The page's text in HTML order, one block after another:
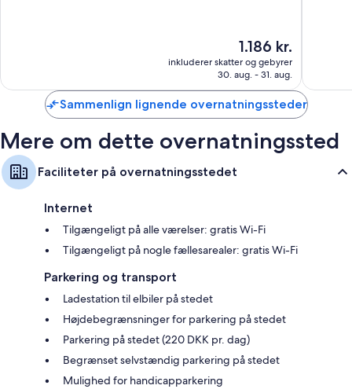
Prisen
er
1.186 kr.
1.186 kr.
inkluderer skatter og gebyrer
30. aug. - 31. aug.
Sammenlign lignende overnatningssteder
Mere om dette overnatningssted
Faciliteter på overnatningsstedet
Internet
Tilgængeligt på alle værelser: gratis Wi-Fi
Tilgængeligt på nogle fællesarealer: gratis Wi-Fi
Parkering og transport
Ladestation til elbiler på stedet
Højdebegrænsninger for parkering på stedet
Parkering på stedet (220 DKK pr. dag)
Begrænset selvstændig parkering på stedet
Mulighed for handicapparkering